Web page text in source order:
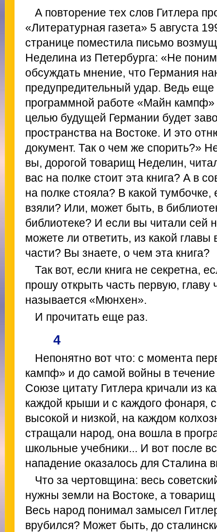
А повторение тех слов Гитлера
«Литературная газета» 5 августа
странице поместила письмо
Неделина из Петербурга: «Не
обсуждать мнение, что Германия
предупредительный удар. Ведь еще
программной работе «Майн кампф»
целью будущей Германии будет
пространства на Востоке. И это
документ. Так о чем же спорить?»
вы, дорогой товарищ Неделин,
вас на полке стоит эта книга? А в
на полке стояла? В какой тумбочке,
взяли? Или, может быть, в
библиотеке? И если вы читали сей
можете ли ответить, из какой главы
части? Вы знаете, о чем эта книга?
Так вот, если книга не секретна,
прошу открыть часть первую, главу
называется «Мюнхен».
И прочитать еще раз.
4
Непонятно вот что: с момента
кампф» и до самой войны в
Союзе цитату Гитлера кричали из
каждой крыши и с каждого фонаря,
высокой и низкой, на каждом
стращали народ, она вошла в
школьные учебники... И вот после
нападение оказалось для Сталина
Что за чертовщина: весь
нужны земли на Востоке, а
Весь народ понимал замысел
врубился? Может быть, до